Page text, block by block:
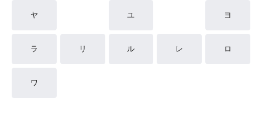
ヤ ユ ヨ
ラ リ ル レ ロ
ワ